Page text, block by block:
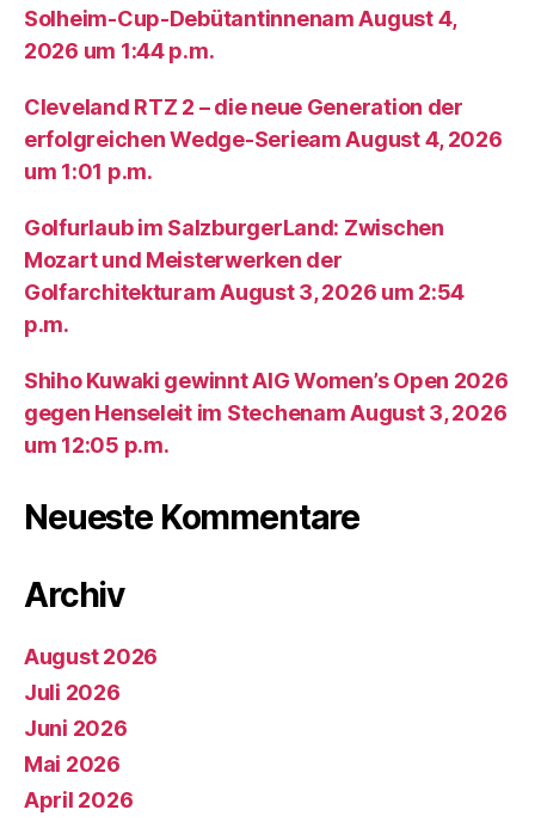
Solheim-Cup-Debütantinnenam August 4,
2026 um 1:44 p.m.
Cleveland RTZ 2 – die neue Generation der
erfolgreichen Wedge-Serieam August 4, 2026
um 1:01 p.m.
Golfurlaub im SalzburgerLand: Zwischen
Mozart und Meisterwerken der
Golfarchitekturam August 3, 2026 um 2:54
p.m.
Shiho Kuwaki gewinnt AIG Women’s Open 2026
gegen Henseleit im Stechenam August 3, 2026
um 12:05 p.m.
Neueste Kommentare
Archiv
August 2026
Juli 2026
Juni 2026
Mai 2026
April 2026